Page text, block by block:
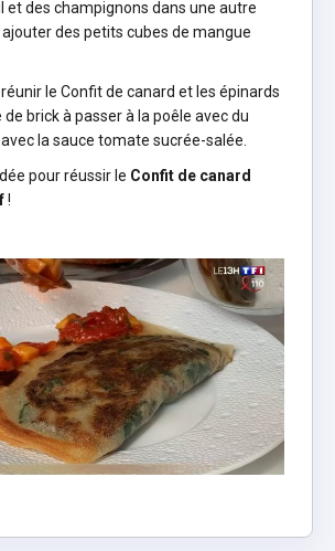
et des champignons dans une autre
ajouter des petits cubes de mangue
réunir le Confit de canard et les épinards
brick à passer à la poêle avec du
la sauce tomate sucrée-salée.
pour réussir le Confit de canard
!